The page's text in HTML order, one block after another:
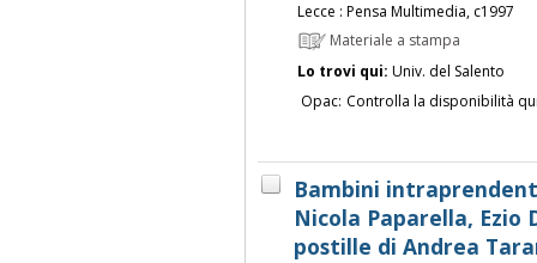
Lecce : Pensa Multimedia, c1997
Materiale a stampa
Lo trovi qui: Univ. del Salento
Opac: Controlla la disponibilità
Bambini
Nicola Paparella, Ezio
postille di Andrea